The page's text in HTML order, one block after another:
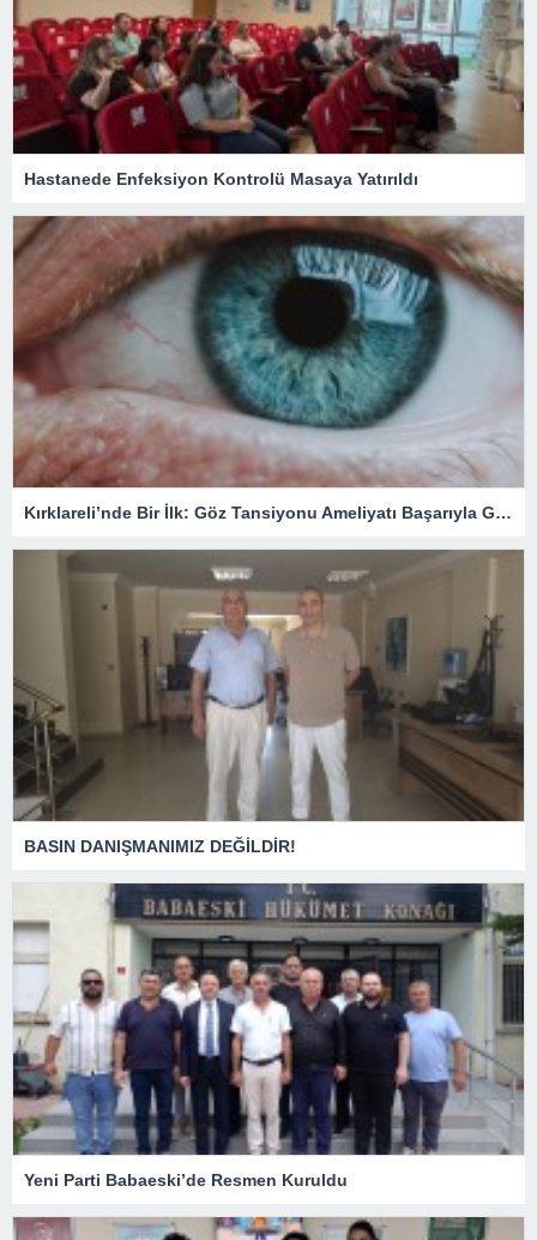
Hastanede Enfeksiyon Kontrolü Masaya Yatırıldı
Kırklareli’nde Bir İlk: Göz Tansiyonu Ameliyatı Başarıyla Gerçekleştirildi
BASIN DANIŞMANIMIZ DEĞİLDİR!
Yeni Parti Babaeski’de Resmen Kuruldu